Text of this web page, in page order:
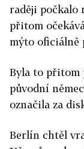
raději počkalo
přitom
mýto oficiálně
Byla to přitom
původní
označila za
Berlín chtěl